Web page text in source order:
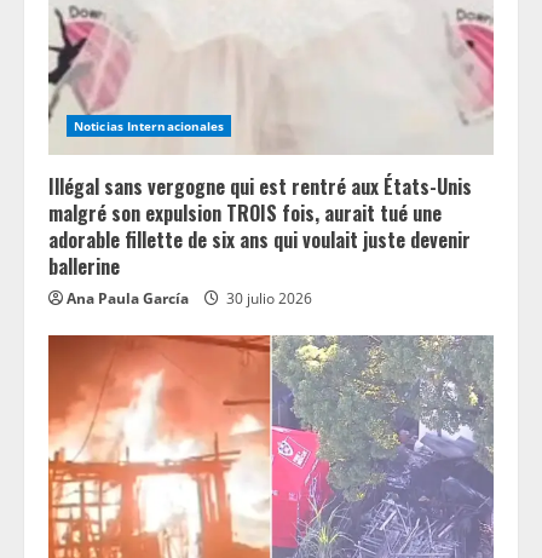
Noticias Internacionales
Illégal sans vergogne qui est rentré aux États-Unis
malgré son expulsion TROIS fois, aurait tué une
adorable fillette de six ans qui voulait juste devenir
ballerine
Ana Paula García 30 julio 2026